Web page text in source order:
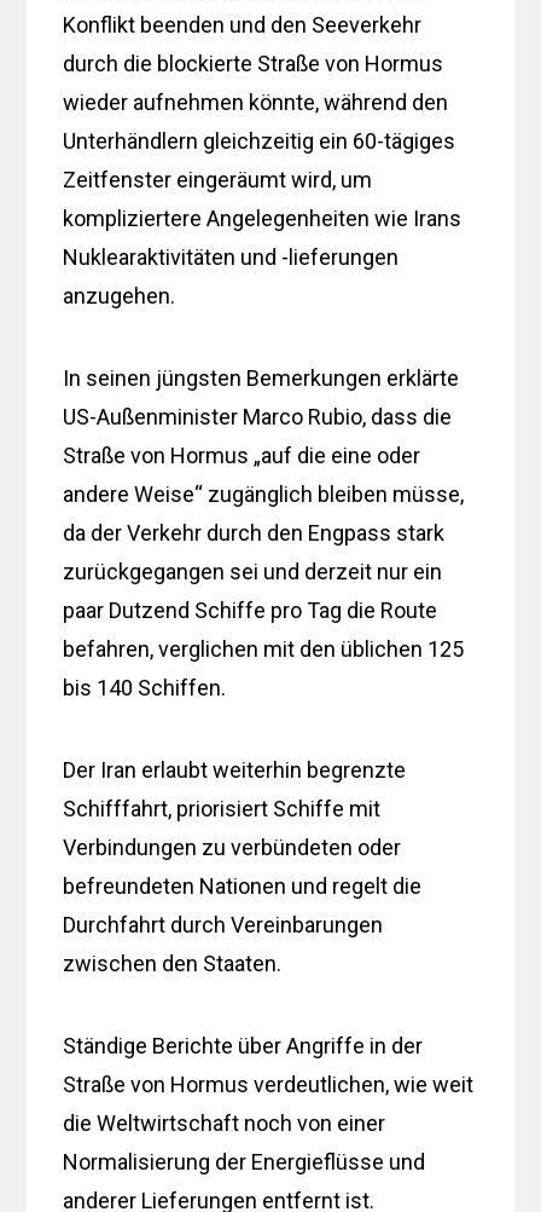
Konflikt beenden und den Seeverkehr
durch die blockierte Straße von Hormus
wieder aufnehmen könnte, während den
Unterhändlern gleichzeitig ein 60-tägiges
Zeitfenster eingeräumt wird, um
kompliziertere Angelegenheiten wie Irans
Nuklearaktivitäten und -lieferungen
anzugehen.
In seinen jüngsten Bemerkungen erklärte
US-Außenminister Marco Rubio, dass die
Straße von Hormus „auf die eine oder
andere Weise“ zugänglich bleiben müsse,
da der Verkehr durch den Engpass stark
zurückgegangen sei und derzeit nur ein
paar Dutzend Schiffe pro Tag die Route
befahren, verglichen mit den üblichen 125
bis 140 Schiffen.
Der Iran erlaubt weiterhin begrenzte
Schifffahrt, priorisiert Schiffe mit
Verbindungen zu verbündeten oder
befreundeten Nationen und regelt die
Durchfahrt durch Vereinbarungen
zwischen den Staaten.
Ständige Berichte über Angriffe in der
Straße von Hormus verdeutlichen, wie weit
die Weltwirtschaft noch von einer
Normalisierung der Energieflüsse und
anderer Lieferungen entfernt ist.